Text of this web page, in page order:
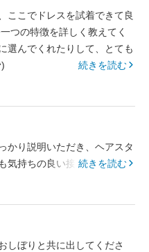
ここでドレスを試着できて良
つの特徴を詳しく教えてく
選んでくれたりして、とても
続きを読む
かり説明いただき、ヘアスタ
気持ちの良い接客でした。
続きを読む
しぼりと共に出してくださ